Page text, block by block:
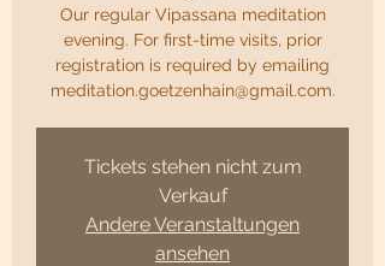
Our regular Vipassana meditation
evening. For first-time visits, prior
registration is required by emailing
meditation.goetzenhain@gmail.com.
Tickets stehen nicht zum
Verkauf
Andere Veranstaltungen
ansehen